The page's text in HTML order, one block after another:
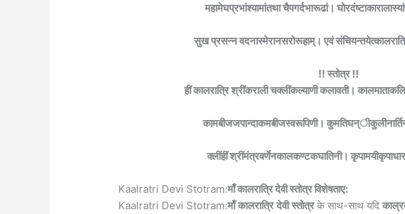
महामेघप्रभांश्यामांतथा चैपगर्दभारूढां।
सुख प्रसन्न वदनास्मेरानसरोरूहाम्। एवं
!! स्तोत्र !!
हीं कालरात्रि श्रींकराली चक्लींकल्याणी कलावती।
कामबीजजपान्दाकमबीजस्वरूपिणी।
क्लींहीं श्रींमंत्रवर्णेनकालकण्टकघातिनी।
Kaalratri Devi Stotram:माँ कालरात्रि देवी स्तोत्र विशेषताए:
Kaalratri Devi Stotram:माँ कालरात्रि देवी स्तोत्रके साथ-साथ यदि